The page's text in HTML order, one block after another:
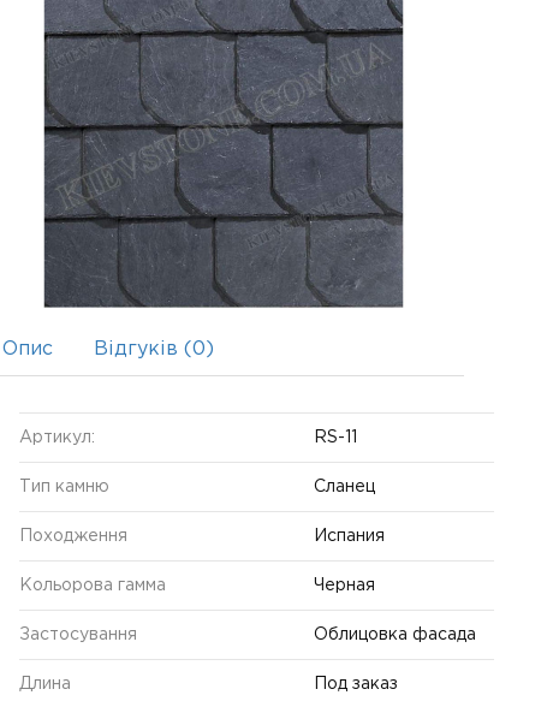
Опис Відгуків (0)
Артикул: RS-11
Тип камню Сланец
Походження Испания
Кольорова гамма Черная
Застосування Облицовка фасада
Длина Под заказ